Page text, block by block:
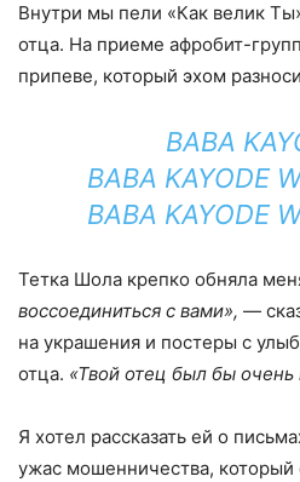
Внутри мы пели «Как велик
отца. На приеме афробит-
припеве, который эхом
BABA
BABA KAYODE
BABA KAYODE
Тетка Шола крепко обняла
воссоединиться с вами», —
на украшения и постеры с
отца. «Твой отец был бы очень
Я хотел рассказать ей о
ужас мошенничества, который